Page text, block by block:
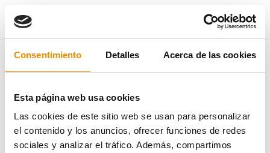
Consentimiento Detalles Acerca de las cookies
Esta página web usa cookies
Las cookies de este sitio web se usan para personalizar
el contenido y los anuncios, ofrecer funciones de redes
sociales y analizar el tráfico. Además, compartimos
ÁREA DE PRENSA
NOTICIAS